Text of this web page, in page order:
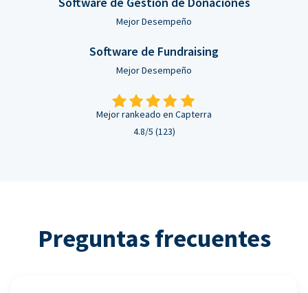
Mejor Desempeño
Software de Fundraising
Mejor Desempeño
Mejor rankeado en Capterra
4.8/5 (123)
Preguntas frecuentes